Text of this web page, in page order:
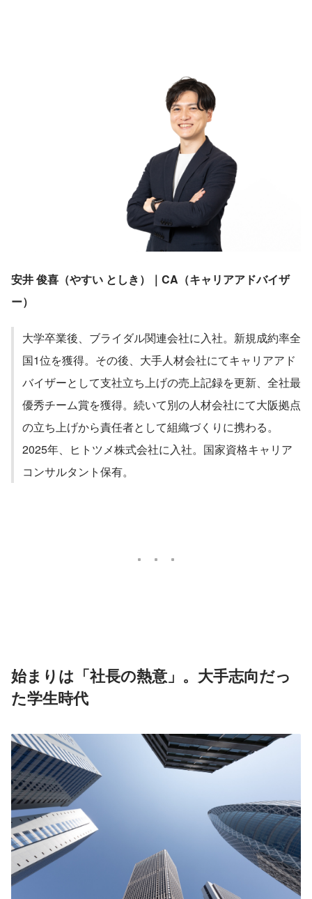
安井 俊喜（やすい としき）｜CA（キャリアアドバイザ
ー）
大学卒業後、ブライダル関連会社に入社。新規成約率全
国1位を獲得。その後、大手人材会社にてキャリアアド
バイザーとして支社立ち上げの売上記録を更新、全社最
優秀チーム賞を獲得。続いて別の人材会社にて大阪拠点
の立ち上げから責任者として組織づくりに携わる。
2025年、ヒトツメ株式会社に入社。国家資格キャリア
コンサルタント保有。
始まりは「社長の熱意」。大手志向だっ
た学生時代